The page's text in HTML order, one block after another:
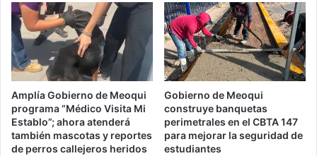
Amplía Gobierno de Meoqui
programa “Médico Visita Mi
Establo”; ahora atenderá
también mascotas y reportes
de perros callejeros heridos
Gobierno de Meoqui
construye banquetas
perimetrales en el CBTA 147
para mejorar la seguridad de
estudiantes